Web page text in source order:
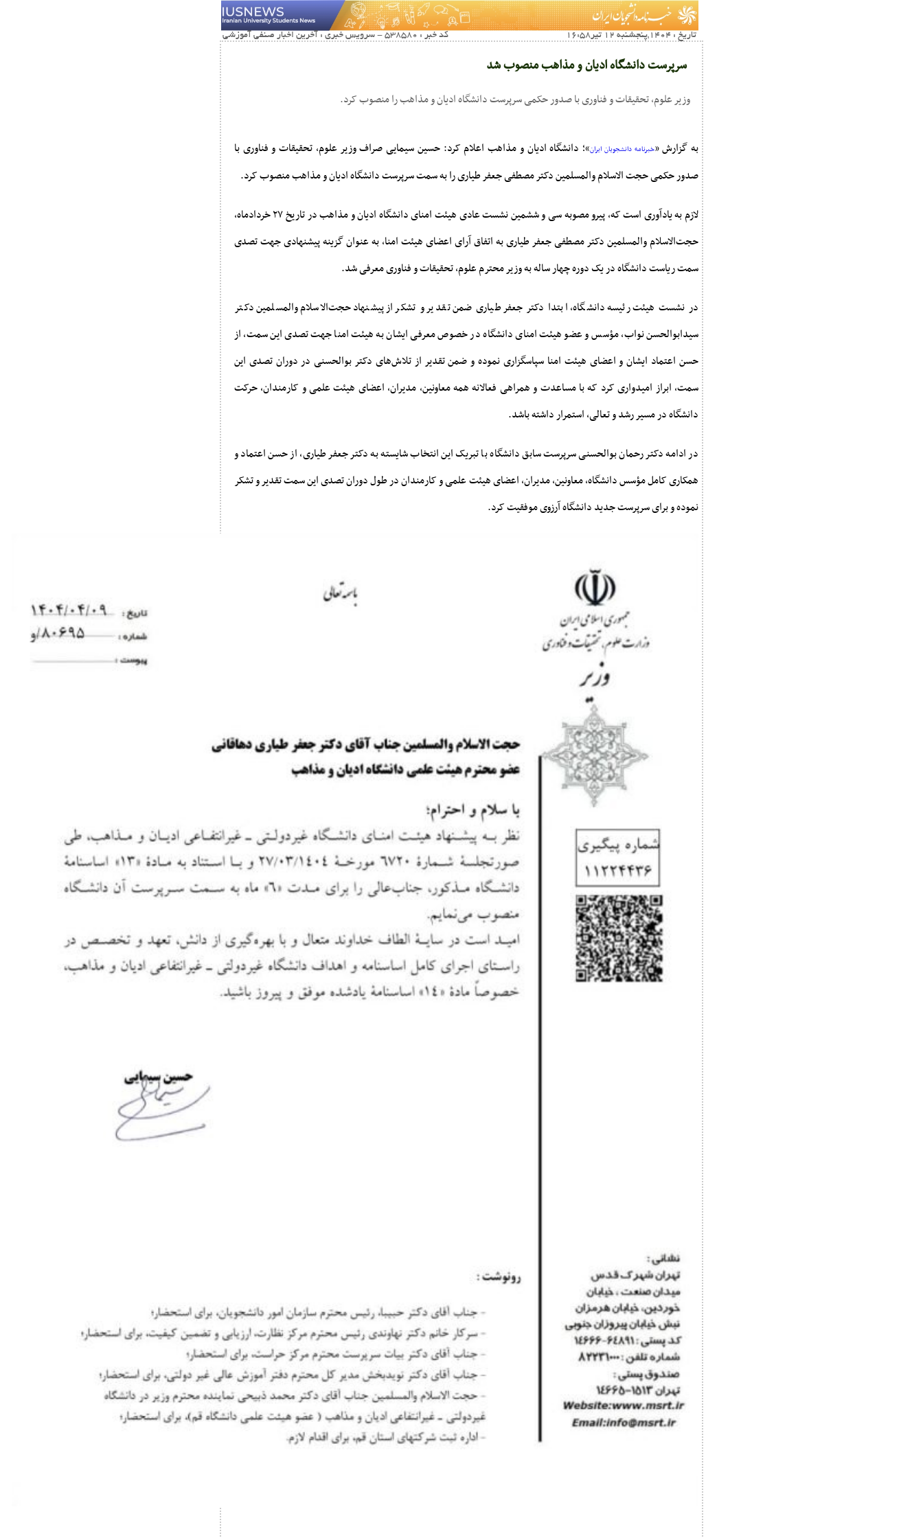
تاریخ : 1404,پنجشنبه 12 تير16:58 کد خبر : 538580 - سرویس خبری : آخرین اخبار صنفی آموزشی
سرپرست دانشگاه ادیان و مذاهب منصوب شد
وزیر علوم، تحقیقات و فناوری با صدور حکمی سرپرست دانشگاه ادیان و مذاهب را منصوب کرد.
به گزارش «خبرنامه دانشجویان ایران»؛ دانشگاه ادیان و مذاهب اعلام کرد: حسین سیمایی صراف وزیر علوم، تحقیقات و فناوری با
صدور حکمی حجت الاسلام والمسلمین دکتر مصطفی جعفر طیاری را به سمت سرپرست دانشگاه ادیان و مذاهب منصوب کرد.
لازم به یادآوری است که، پیرو مصوبه سی و ششمین نشست عادی هیئت امنای دانشگاه ادیان و مذاهب در تاریخ ۲۷ خردادماه،
حجت‌الاسلام والمسلمین دکتر مصطفی جعفر طیاری به اتفاق آرای اعضای هیئت امنا، به عنوان گزینه پیشنهادی جهت تصدی
سمت ریاست دانشگاه در یک دوره چهار ساله به وزیر محترم علوم، تحقیقات و فناوری معرفی شد.
در نشست هیئت رئیسه دانشگاه، ابتدا دکتر جعفر طیاری ضمن تقدیر و تشکر از پیشنهاد حجت‌الاسلام والمسلمین دکتر
سیدابوالحسن نواب، مؤسس و عضو هیئت امنای دانشگاه در خصوص معرفی ایشان به هیئت امنا جهت تصدی این سمت، از
حسن اعتماد ایشان و اعضای هیئت امنا سپاسگزاری نموده و ضمن تقدیر از تلاش‌های دکتر بوالحسنی در دوران تصدی این
سمت، ابراز امیدواری کرد که با مساعدت و همراهی فعالانه همه معاونین، مدیران، اعضای هیئت علمی و کارمندان، حرکت
دانشگاه در مسیر رشد و تعالی، استمرار داشته باشد.
در ادامه دکتر رحمان بوالحسنی سرپرست سابق دانشگاه با تبریک این انتخاب شایسته به دکتر جعفر طیاری، از حسن اعتماد و
همکاری کامل مؤسس دانشگاه، معاونین، مدیران، اعضای هیئت علمی و کارمندان در طول دوران تصدی این سمت تقدیر و تشکر
نموده و برای سرپرست جدید دانشگاه آرزوی موفقیت کرد.